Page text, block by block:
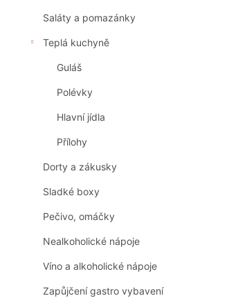
Saláty a pomazánky
Teplá kuchyně
Guláš
Polévky
Hlavní jídla
Přílohy
Dorty a zákusky
Sladké boxy
Pečivo, omáčky
Nealkoholické nápoje
Víno a alkoholické nápoje
Zapůjčení gastro vybavení